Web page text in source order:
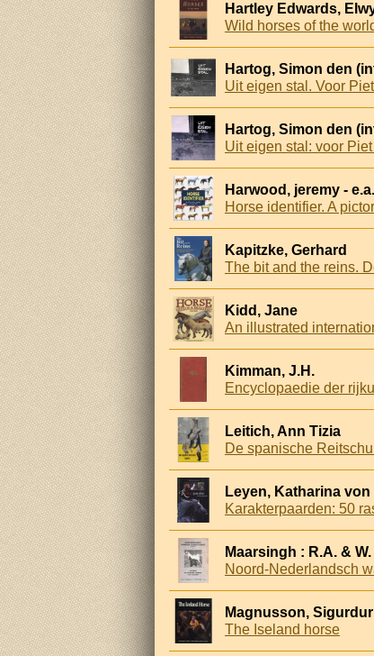
Hartley Edwards,
Wild horses of the
Hartog, Simon den
Uit eigen stal. Voor
Hartog, Simon den
Uit eigen stal: voor
Harwood, jeremy - e.a.
Horse identifier. A
Kapitzke, Gerhard
The bit and the reins.
Kidd, Jane
An illustrated
Kimman, J.H.
Encyclopaedie der
Leitich, Ann Tizia
De spanische
Leyen, Katharina von
Karakterpaarden: 50
Maarsingh : R.A. &
Noord-Nederlandsch
Magnusson,
The Iseland horse